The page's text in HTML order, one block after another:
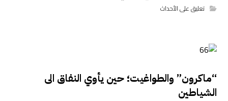
تعليق على الأحداث
“ماكرون” والطواغيت؛ حين يأوي النفاق الى
الشياطين